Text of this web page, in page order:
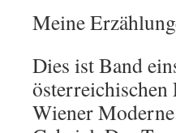
Meine
Dies ist Band
österreichischen
Wiener